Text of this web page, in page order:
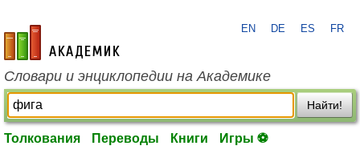
academic.ru
EN DE ES FR
Словари и энциклопедии на Академике
Найти!
Толкования Переводы Книги Игры ⚽